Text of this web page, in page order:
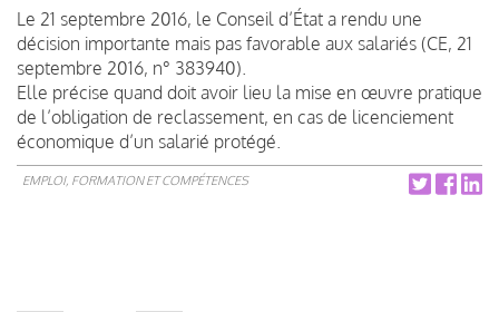
Le 21 septembre 2016, le Conseil d’État a rendu une
décision importante mais pas favorable aux salariés (CE, 21
septembre 2016, n° 383940).
Elle précise quand doit avoir lieu la mise en œuvre pratique
de l’obligation de reclassement, en cas de licenciement
éco­nomique d’un salarié protégé.
EMPLOI, FORMATION ET COMPÉTENCES